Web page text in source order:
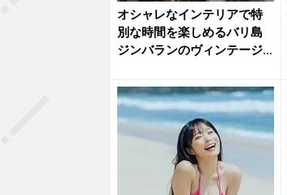
オシャレなインテリアで特
別な時間を楽しめるバリ島
ジンバランのヴィンテージ